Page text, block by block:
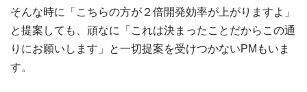
そんな時に「こちらの方が２倍開発効率が上がりますよ」
と提案しても、頑なに「これは決まったことだからこの通
りにお願いします」と一切提案を受けつかないPMもいま
す。